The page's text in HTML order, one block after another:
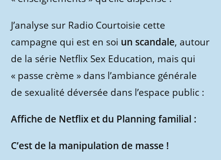
J’analyse sur Radio Courtoisie cette
campagne qui est en soi un scandale, autour
de la série Netflix Sex Education, mais qui
« passe crème » dans l’ambiance générale
de sexualité déversée dans l’espace public :
Affiche de Netflix et du Planning familial :
C’est de la manipulation de masse !